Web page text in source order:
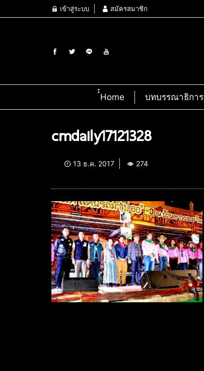
เข้าสู่ระบบ สมัครสมาชิก
๋๋Home บทบรรณาธิการ
cmdaily17121328
13 ธ.ค. 2017 274